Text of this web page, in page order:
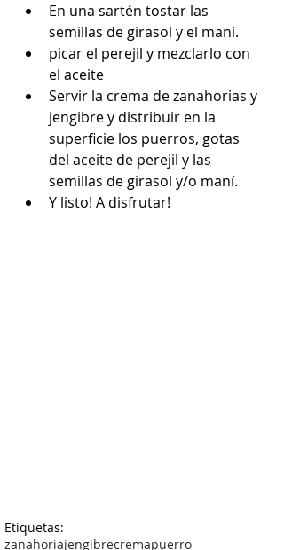
En una sartén tostar las
semillas de girasol y el maní.
picar el perejil y mezclarlo con
el aceite
Servir la crema de zanahorias y
jengibre y distribuir en la
superficie los puerros, gotas
del aceite de perejil y las
semillas de girasol y/o maní.
Y listo! A disfrutar!
Etiquetas:
zanahoriajengibrecremapuerro